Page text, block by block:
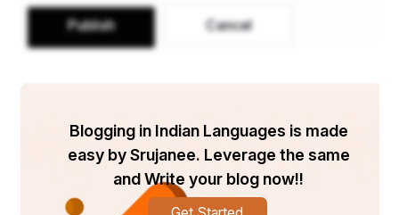
Publish Cancel
Blogging in Indian Languages is made
easy by Srujanee. Leverage the same
and Write your blog now!!